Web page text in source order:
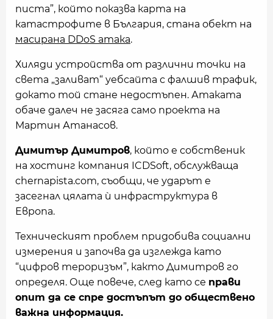
писта”, който показва карта на
катастрофите в България, стана обект на
масирана DDoS атака.
Хиляди устройства от различни точки на
света „заливат“ уебсайта с фалшив трафик,
докато той стане недостъпен. Атаката
обаче далеч не засяга само проекта на
Мартин Атанасов.
Димитър Димитров, който е собственик
на хостинг компания ICDSoft, обслужваща
chernapista.com, съобщи, че ударът е
засегнал цялата ѝ инфраструктура в
Европа.
Техническият проблем придобива социални
измерения и започва да изглежда като
“цифров тероризъм”, както Димитров го
определя. Още повече, след като се прави
опит да се спре достъпът до обществено
важна информация.